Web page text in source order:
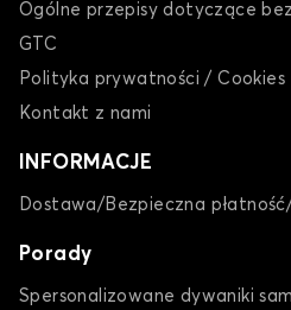
Ogólne przepisy dotyczące
GTC
Polityka prywatności / Cookies
Kontakt z nami
INFORMACJE
Dostawa/Bezpieczna
Porady
Spersonalizowane dywaniki